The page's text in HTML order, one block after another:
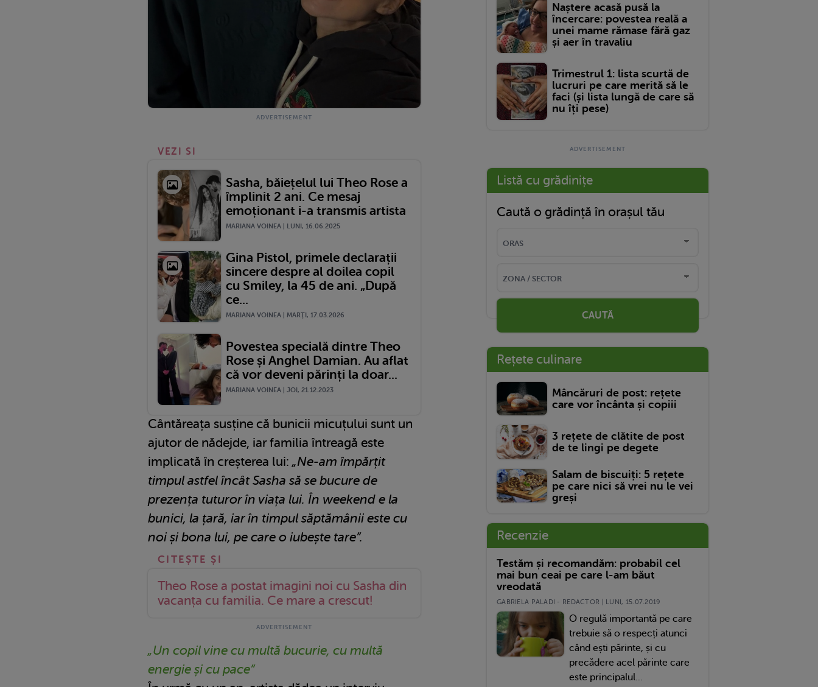
VEZI SI
Sasha, băiețelul lui Theo Rose a
împlinit 2 ani. Ce mesaj
emoționant i-a transmis artista
MARIANA VOINEA | LUNI, 16.06.2025
Gina Pistol, primele declarații
sincere despre al doilea copil
cu Smiley, la 45 de ani. „După
ce...
MARIANA VOINEA | MARŢI, 17.03.2026
Povestea specială dintre Theo
Rose și Anghel Damian. Au aflat
că vor deveni părinți la doar...
MARIANA VOINEA | JOI, 21.12.2023
Cântăreața susține că bunicii micuțului sunt un
ajutor de nădejde, iar familia întreagă este
implicată în creșterea lui: „Ne-am împărțit
timpul astfel încât Sasha să se bucure de
prezența tuturor în viața lui. În weekend e la
bunici, la țară, iar în timpul săptămânii este cu
noi și bona lui, pe care o iubește tare”.
Theo Rose a postat imagini noi cu Sasha din
vacanța cu familia. Ce mare a crescut!
„Un copil vine cu multă bucurie, cu multă
energie și cu pace”
Naștere acasă pusă la
încercare: povestea reală a
unei mame rămase fără gaz
și aer în travaliu
Trimestrul 1: lista scurtă de
lucruri pe care merită să le
faci (și lista lungă de care să
nu îți pese)
Listă cu grădinițe
Caută o grădință în orașul tău
CAUTĂ
Rețete culinare
Mâncăruri de post: rețete
care vor încânta și copiii
3 rețete de clătite de post
de te lingi pe degete
Salam de biscuiți: 5 rețete
pe care nici să vrei nu le vei
greși
Recenzie
Testăm și recomandăm: probabil cel
mai bun ceai pe care l-am băut
vreodată
GABRIELA PALADI - REDACTOR | LUNI, 15.07.2019
O regulă importantă pe care
trebuie să o respecți atunci
când ești părinte, și cu
precădere acel părinte care
este principalul...